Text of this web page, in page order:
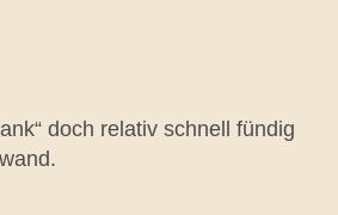
doch relativ schnell fündig